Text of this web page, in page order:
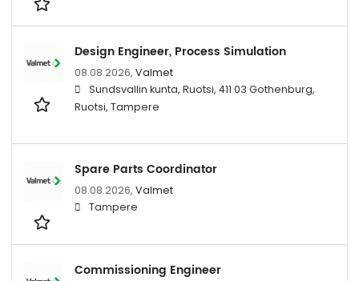
Design Engineer, Process Simulation
08.08.2026, Valmet
Sundsvallin kunta, Ruotsi, 411 03 Gothenburg,
Ruotsi, Tampere
Spare Parts Coordinator
08.08.2026, Valmet
Tampere
Commissioning Engineer